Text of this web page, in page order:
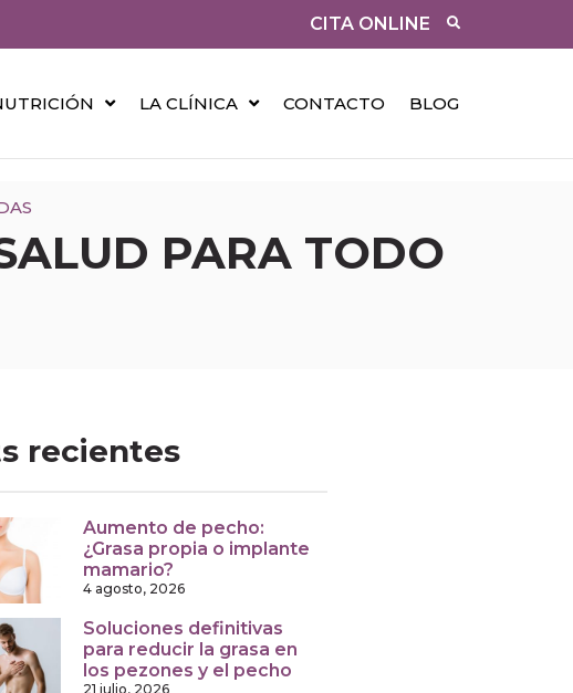
CITA ONLINE
LA CLÍNICA CONTACTO BLOG
PARA TODO
recientes
Aumento de pecho:
¿Grasa propia o implante
mamario?
4 agosto, 2026
Soluciones definitivas
para reducir la grasa en
los pezones y el pecho
21 julio, 2026